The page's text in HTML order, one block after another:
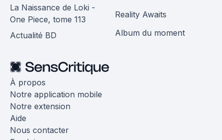
La Naissance de Loki -
One Piece, tome 113
Actualité BD
Reality Awaits
Album du moment
À propos
Notre application mobile
Notre extension
Aide
Nous contacter